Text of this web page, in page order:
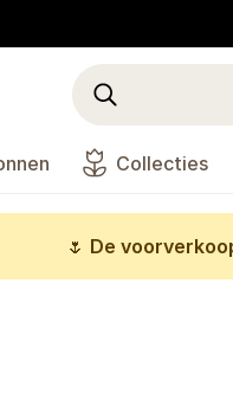
Collecties
🌷 De